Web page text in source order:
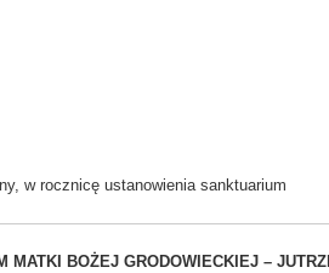
w rocznicę ustanowienia sanktuarium
MATKI BOŻEJ GRODOWIECKIEJ –